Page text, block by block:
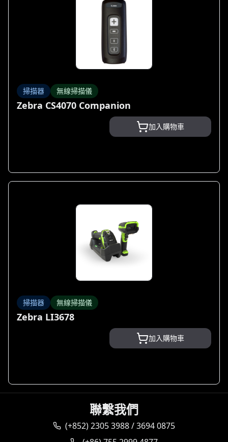
掃描器 無線掃描儀
Zebra CS4070 Companion
加入購物車
掃描器 無線掃描儀
Zebra LI3678
加入購物車
聯繫我們
(+852) 2305 3988 / 3694 0875